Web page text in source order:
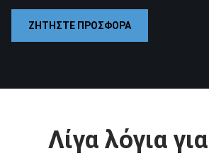
ΖΗΤΗΣΤΕ ΠΡΟΣΦΟΡΑ
Λίγα λόγια